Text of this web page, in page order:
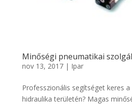
Minőségi pneumatikai
nov 13, 2017| Ipar
Professzionális segítséget keres
hidraulika területén? Magas